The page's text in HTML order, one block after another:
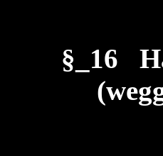
§_16